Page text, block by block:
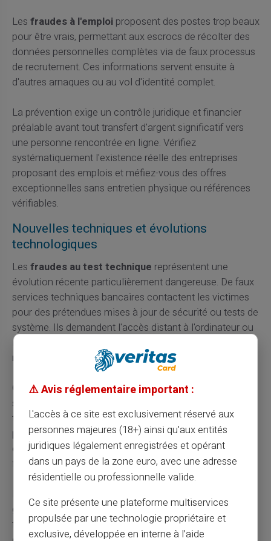
Les fraudes à l'emploiproposent des postes trop beaux
pour être vrais, permettant aux escrocs de récolter des
données personnelles complètes via de faux processus
de recrutement. Ces informations servent ensuite à
d'autres arnaques ou au vol d'identité complet.
La prévention exige un contrôle juridique et financier
préalable avant tout transfert d'argent significatif vers
une personne rencontrée en ligne. Vérifiez
systématiquement l'existence réelle des entreprises
proposant des emplois et méfiez-vous des offres
exceptionnelles sans entretien physique ou références
vérifiables.
Nouvelles techniques et évolutions
technologiques
Les fraudes au test technique représentent une
évolution récente particulièrement dangereuse. De faux
services techniques bancaires contactent les victimes
pour des prétendues mises à jour de sécurité ou tests de
système. Ils demandent l'accès distant à l'ordinateur ou
la réalisation d'un virement de test pour valider les
modifications.
Cette technique exploite la complexité croissante des
systèmes bancaires numériques et la méconnaissance
technique de nombreux utilisateurs. Les escrocs
peuvent ainsi accéder directement à l'espace de banque
en ligne de la victime et réaliser des opérations
frauduleuses en temps réel.
génère de nouvelles vulnérabilités exploitées par les
fraudeurs. Les cartes sans contact, paiements mobiles
⚠️ Avis réglementaire important :
L'accès à ce site est exclusivement réservé aux
personnes majeures (18+) ainsi qu'aux entités
juridiques légalement enregistrées et opérant
dans un pays de la zone euro, avec une adresse
résidentielle ou professionnelle valide.
Ce site présente une plateforme multiservices
propulsée par une technologie propriétaire et
exclusive, développée en interne à l’aide